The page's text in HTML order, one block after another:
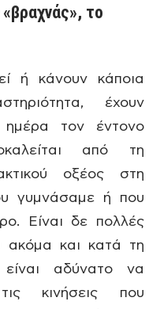
το
ή κάνουν κάποια
έχουν
ημέρα τον έντονο
από τη
οξέος στη
γυμνάσαμε ή που
Είναι δε πολλές
ακόμα και κατά τη
αδύνατο να
κινήσεις που